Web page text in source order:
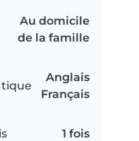
Au domicile
de la famille
Anglais
Français
1 fois